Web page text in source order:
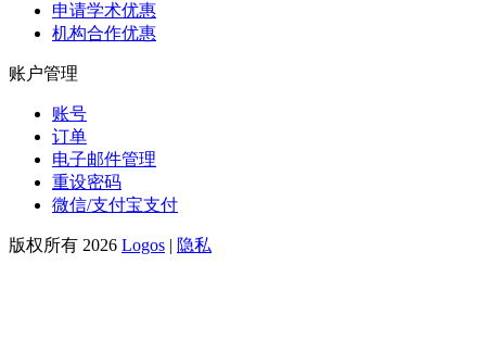
申请学术优惠
机构合作优惠
账户管理
账号
订单
电子邮件管理
重设密码
微信/支付宝支付
版权所有 2026 Logos | 隐私